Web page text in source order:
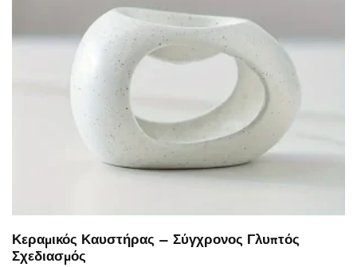
Κεραμικός Καυστήρας – Σύγχρονος Γλυπτός
Σχεδιασμός